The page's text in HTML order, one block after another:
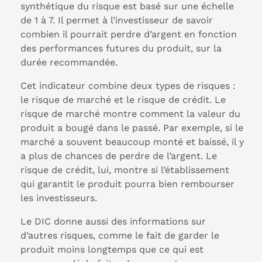
synthétique du risque est basé sur une échelle
de 1 à 7. Il permet à l’investisseur de savoir
combien il pourrait perdre d’argent en fonction
des performances futures du produit, sur la
durée recommandée.
Cet indicateur combine deux types de risques :
le risque de marché et le risque de crédit. Le
risque de marché montre comment la valeur du
produit a bougé dans le passé. Par exemple, si le
marché a souvent beaucoup monté et baissé, il y
a plus de chances de perdre de l’argent. Le
risque de crédit, lui, montre si l’établissement
qui garantit le produit pourra bien rembourser
les investisseurs.
Le DIC donne aussi des informations sur
d’autres risques, comme le fait de garder le
produit moins longtemps que ce qui est